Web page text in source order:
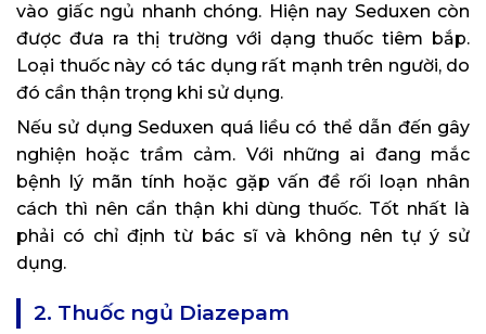
vào giấc ngủ nhanh chóng. Hiện nay Seduxen còn
được đưa ra thị trường với dạng thuốc tiêm bắp.
Loại thuốc này có tác dụng rất mạnh trên người, do
đó cần thận trọng khi sử dụng.
Nếu sử dụng Seduxen quá liều có thể dẫn đến gây
nghiện hoặc trầm cảm. Với những ai đang mắc
bệnh lý mãn tính hoặc gặp vấn đề rối loạn nhân
cách thì nên cẩn thận khi dùng thuốc. Tốt nhất là
phải có chỉ định từ bác sĩ và không nên tự ý sử
dụng.
2. Thuốc ngủ Diazepam